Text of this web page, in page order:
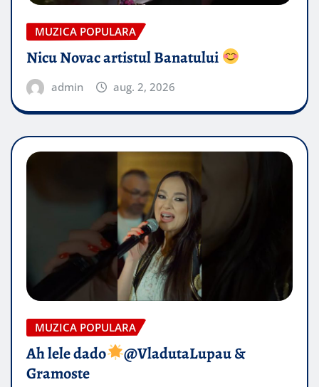
MUZICA POPULARA
Nicu Novac artistul Banatului
admin aug. 2, 2026
MUZICA POPULARA
Ah lele dado​
@VladutaLupau &
Gramoste